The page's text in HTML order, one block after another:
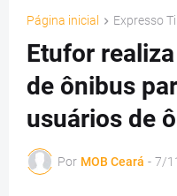
Página inicial Expresso
Etufor
de ônibus
usuários de
Por MOB Ceará - 7/